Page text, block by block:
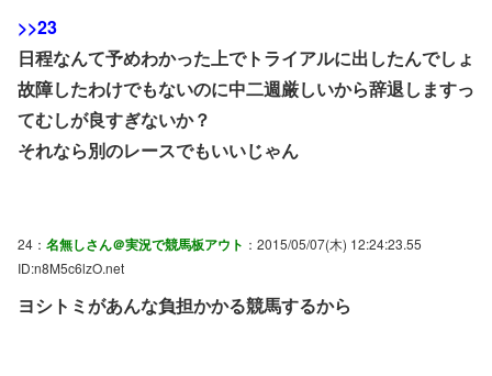
>>23
日程なんて予めわかった上でトライアルに出したんでしょ
故障したわけでもないのに中二週厳しいから辞退しますっ
てむしが良すぎないか？
それなら別のレースでもいいじゃん
24： 名無しさん＠実況で競馬板アウト ：2015/05/07(木) 12:24:23.55
ID:n8M5c6lzO.net
ヨシトミがあんな負担かかる競馬するから